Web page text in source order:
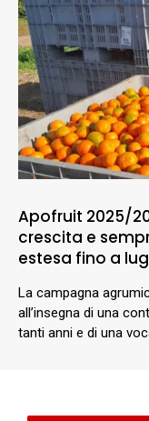
Apofruit 2025/
crescita e
estesa fino a
La campagna
all’insegna di una
tanti anni e di una